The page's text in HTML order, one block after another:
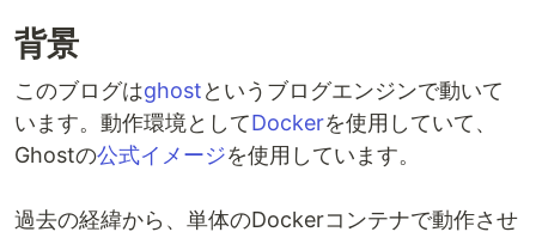
背景
このブログはghostというブログエンジンで動いて
います。動作環境としてDockerを使用していて、
Ghostの公式イメージを使用しています。
過去の経緯から、単体のDockerコンテナで動作させ